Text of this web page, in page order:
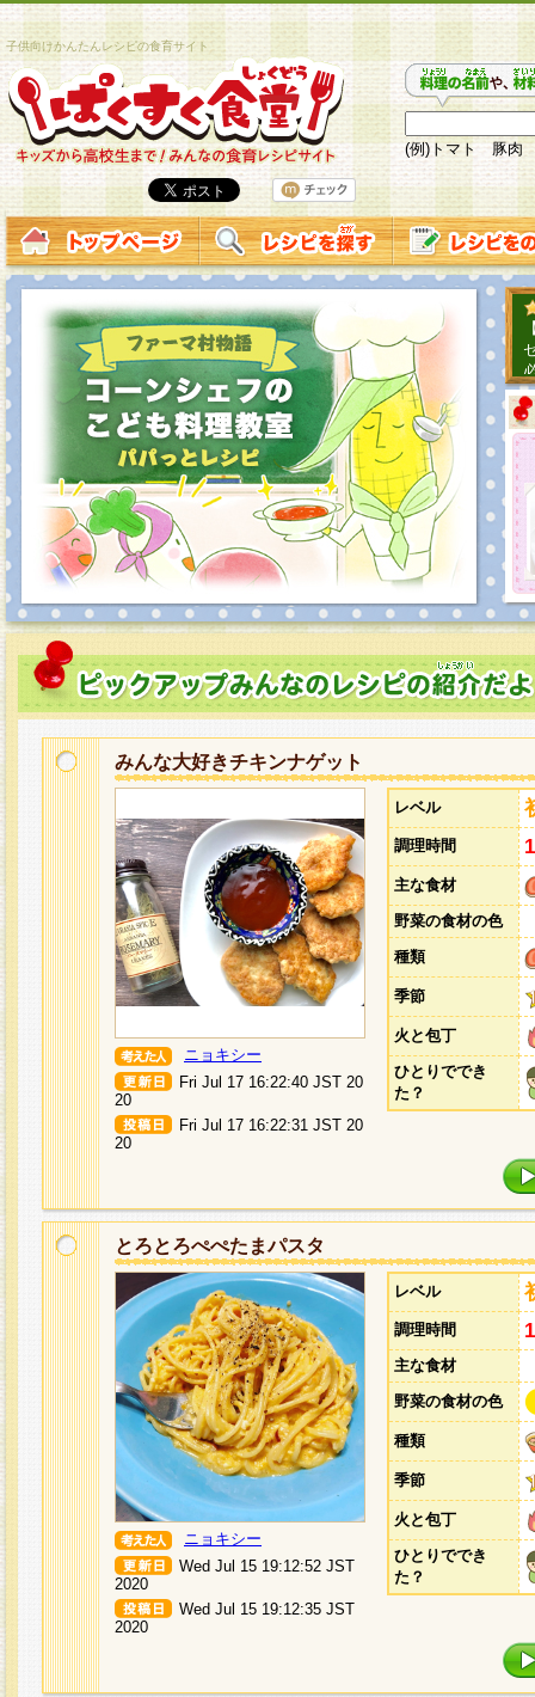
子供向けかんたんレシピの食育サイト
(例)トマト 豚肉
みんな大好きチキンナゲット
ニョキシー
Fri Jul 17 16:22:40 JST 20
20
Fri Jul 17 16:22:31 JST 20
20
レベル
調理時間
主な食材
野菜の食材の色
種類
季節
火と包丁
ひとりででき
た？
とろとろぺぺたまパスタ
ニョキシー
Wed Jul 15 19:12:52 JST
2020
Wed Jul 15 19:12:35 JST
2020
レベル
調理時間
主な食材
野菜の食材の色
種類
季節
火と包丁
ひとりででき
た？